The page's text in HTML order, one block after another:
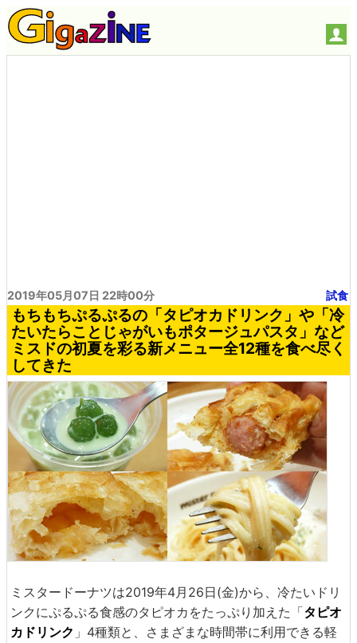
2019年05月07日 22時00分 試食
もちもちぷるぷるの「タピオカドリンク」や「冷
たいたらことじゃがいもポタージュパスタ」など
ミスドの初夏を彩る新メニュー全12種を食べ尽く
してきた
ミスタードーナツは2019年4月26日(金)から、冷たいドリ
ンクにぷるぷる食感のタピオカをたっぷり加えた「タピオ
カドリンク 」4種類と、さまざまな時間帯に利用できる軽